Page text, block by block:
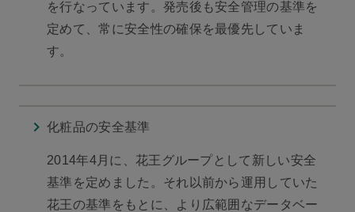
を行なっています。発売後も安全管理の基準を
定めて、常に安全性の確保を最優先していま
す。
化粧品の安全基準
2014年4月に、花王グループとして新しい安全
基準を定めました。それ以前から運用していた
花王の基準をもとに、より広範囲なデータベー